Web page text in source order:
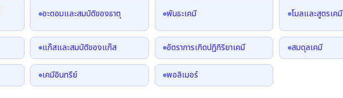
อะตอมและสมบัติของธาตุ พันธะเคมี โมลและสูตรเคมี
แก๊สและสมบัติของแก๊ส อัตราการเกิดปฏิกิริยาเคมี สมดุลเคมี
เคมีอินทรีย์ พอลิเมอร์